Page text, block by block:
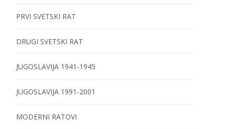
PRVI SVETSKI RAT
DRUGI SVETSKI RAT
JUGOSLAVIJA 1941-1945
JUGOSLAVIJA 1991-2001
MODERNI RATOVI